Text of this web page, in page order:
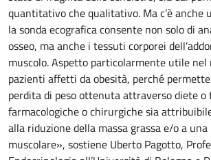
quantitativo che qualitativo. Ma c’è anche
la sonda ecografica consente non solo di
osseo, ma anche i tessuti corporei
muscolo. Aspetto particolarmente utile nel
pazienti affetti da obesità, perché
perdita di peso ottenuta attraverso diete o
farmacologiche o chirurgiche sia
alla riduzione della massa grassa e/o a
muscolare», sostiene Uberto Pagotto,